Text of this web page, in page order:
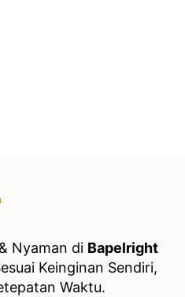
Nyaman di Bapelright
Keinginan Sendiri,
Waktu.